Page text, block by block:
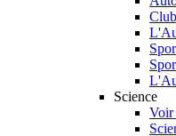
Science
Voir